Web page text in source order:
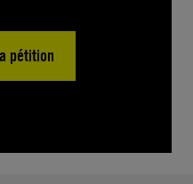
pétition